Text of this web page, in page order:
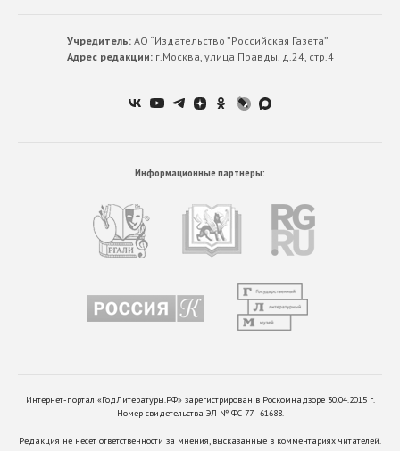
Учредитель:АО “Издательство ”Российская Газета”
Адрес редакции:г.Москва, улица Правды. д.24, стр.4
Информационные партнеры:
Интернет-портал «ГодЛитературы.РФ» зарегистрирован в Роскомнадзоре 30.04.2015 г.
Номер свидетельства ЭЛ № ФС 77 - 61688.
Редакция не несет ответственности за мнения, высказанные в комментариях читателей.